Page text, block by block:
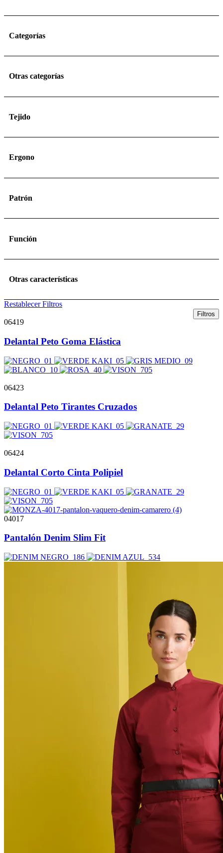
Categorías
Otras categorías
Tejido
Ergono
Patrón
Función
Otras características
Restablecer Filtros
Filtros
06419
Delantal Peto Goma Elástica
06423
Delantal Peto Tirantes Cruzados
06424
Delantal Corto Cinta Polipiel
04017
Pantalón Denim Slim Fit